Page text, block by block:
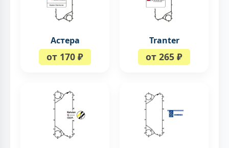
Астера
от 170 ₽
Tranter
от 265 ₽